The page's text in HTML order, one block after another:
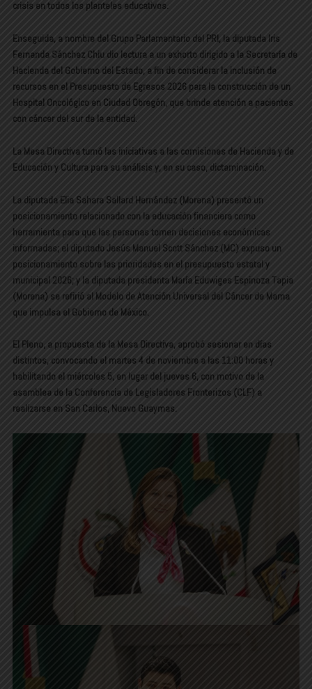
crisis en todos los planteles educativos.
Enseguida, a nombre del Grupo Parlamentario del PRI, la diputada Iris
Fernanda Sánchez Chiu dio lectura a un exhorto dirigido a la Secretaría de
Hacienda del Gobierno del Estado, a fin de considerar la inclusión de
recursos en el Presupuesto de Egresos 2026 para la construcción de un
Hospital Oncológico en Ciudad Obregón, que brinde atención a pacientes
con cáncer del sur de la entidad.
La Mesa Directiva turnó las iniciativas a las comisiones de Hacienda y de
Educación y Cultura para su análisis y, en su caso, dictaminación.
La diputada Elia Sahara Sallard Hernández (Morena) presentó un
posicionamiento relacionado con la educación financiera como
herramienta para que las personas tomen decisiones económicas
informadas; el diputado Jesús Manuel Scott Sánchez (MC) expuso un
posicionamiento sobre las prioridades en el presupuesto estatal y
municipal 2026; y la diputada presidenta María Eduwiges Espinoza Tapia
(Morena) se refirió al Modelo de Atención Universal del Cáncer de Mama
que impulsa el Gobierno de México.
El Pleno, a propuesta de la Mesa Directiva, aprobó sesionar en días
distintos, convocando el martes 4 de noviembre a las 11:00 horas y
habilitando el miércoles 5, en lugar del jueves 6, con motivo de la
asamblea de la Conferencia de Legisladores Fronterizos (CLF) a
realizarse en San Carlos, Nuevo Guaymas.